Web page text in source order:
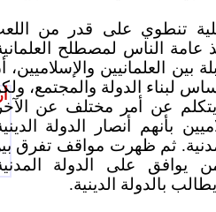
تنطوي على قدر من
الناس لمصطلح
بين العلمانيين والإسلاميين،
لبناء الدولة والمجتمع،
عن أمر مختلف عن
بأنهم أنصار الدولة
ثم ظهرت مواقف تفرق
يوافق على الدولة
بالدولة الدينية.